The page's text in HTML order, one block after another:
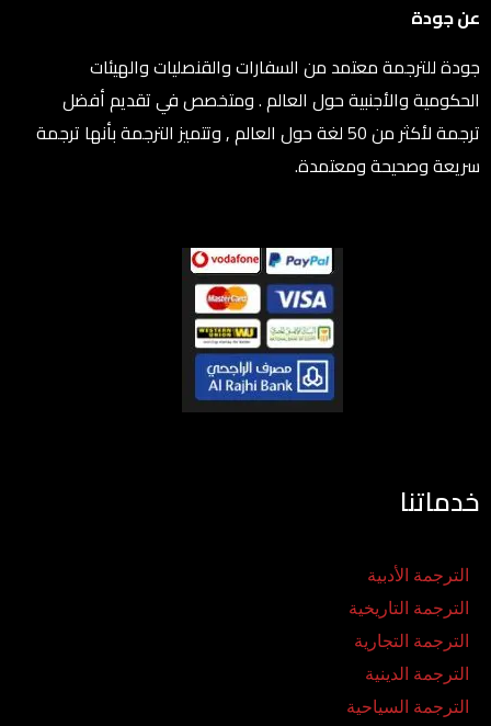
عن جودة
جودة للترجمة معتمد من السفارات والقنصليات والهيئات
الحكومية والأجنبية حول العالم . ومتخصص في تقديم أفضل
ترجمة لأكثر من 50 لغة حول العالم , وتتميز الترجمة بأنها ترجمة
سريعة وصحيحة ومعتمدة.
خدماتنا
الترجمة الأدبية
الترجمة التاريخية
الترجمة التجارية
الترجمة الدينية
الترجمة السياحية